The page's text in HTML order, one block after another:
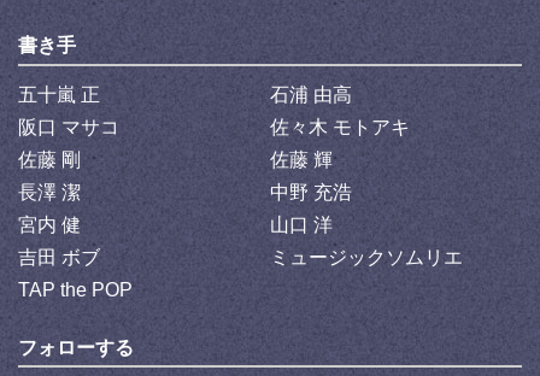
書き手
五十嵐 正
石浦 由高
阪口 マサコ
佐々木 モトアキ
佐藤 剛
佐藤 輝
長澤 潔
中野 充浩
宮内 健
山口 洋
吉田 ボブ
ミュージックソムリエ
TAP the POP
フォローする